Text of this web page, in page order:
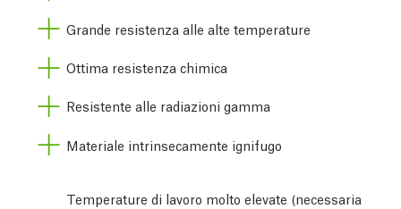
Grande resistenza alle alte temperature
Ottima resistenza chimica
Resistente alle radiazioni gamma
Materiale intrinsecamente ignifugo
Temperature di lavoro molto elevate (necessaria